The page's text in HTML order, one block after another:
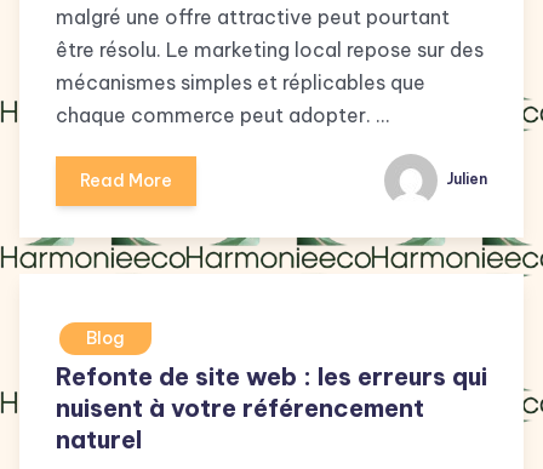
malgré une offre attractive peut pourtant
être résolu. Le marketing local repose sur des
mécanismes simples et réplicables que
chaque commerce peut adopter. …
Read More Julien
Blog
Refonte de site web : les erreurs qui
nuisent à votre référencement
naturel